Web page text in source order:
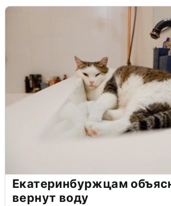
Екатеринбуржцам
вернут воду